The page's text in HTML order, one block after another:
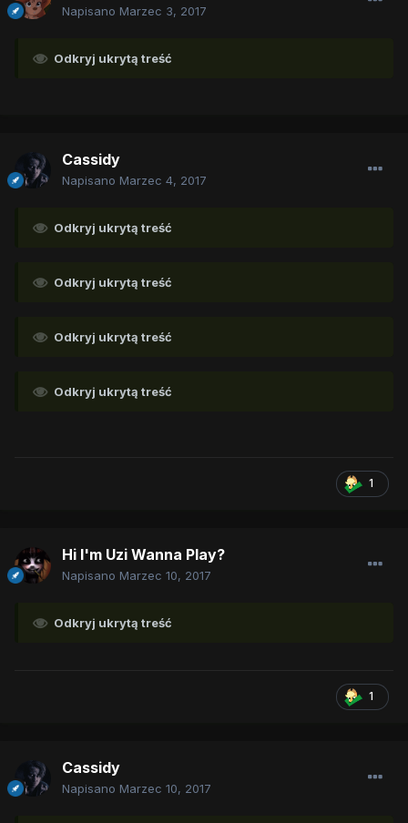
Napisano Marzec 3, 2017
Odkryj ukrytą treść
Cassidy
Napisano Marzec 4, 2017
Odkryj ukrytą treść
Odkryj ukrytą treść
Odkryj ukrytą treść
Odkryj ukrytą treść
1
Hi I'm Uzi Wanna Play?
Napisano Marzec 10, 2017
Odkryj ukrytą treść
1
Cassidy
Napisano Marzec 10, 2017